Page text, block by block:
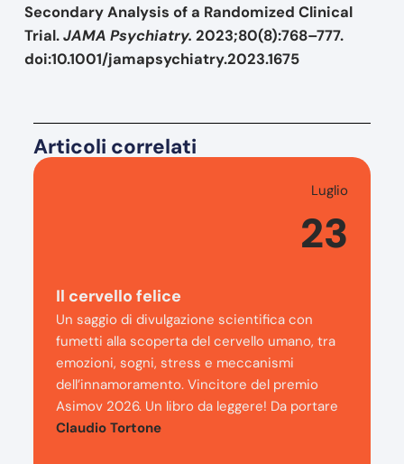
Secondary Analysis of a Randomized Clinical
Trial.JAMA Psychiatry. 2023;80(8):768–777.
doi:10.1001/jamapsychiatry.2023.1675
Articoli correlati
Luglio
23
Il cervello felice
Un saggio di divulgazione scientifica con
fumetti alla scoperta del cervello umano, tra
emozioni, sogni, stress e meccanismi
dell’innamoramento. Vincitore del premio
Asimov 2026. Un libro da leggere! Da portare
Claudio Tortone